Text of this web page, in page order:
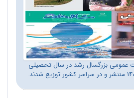
عمومی بزرگسال رشد در سال تحصیلی